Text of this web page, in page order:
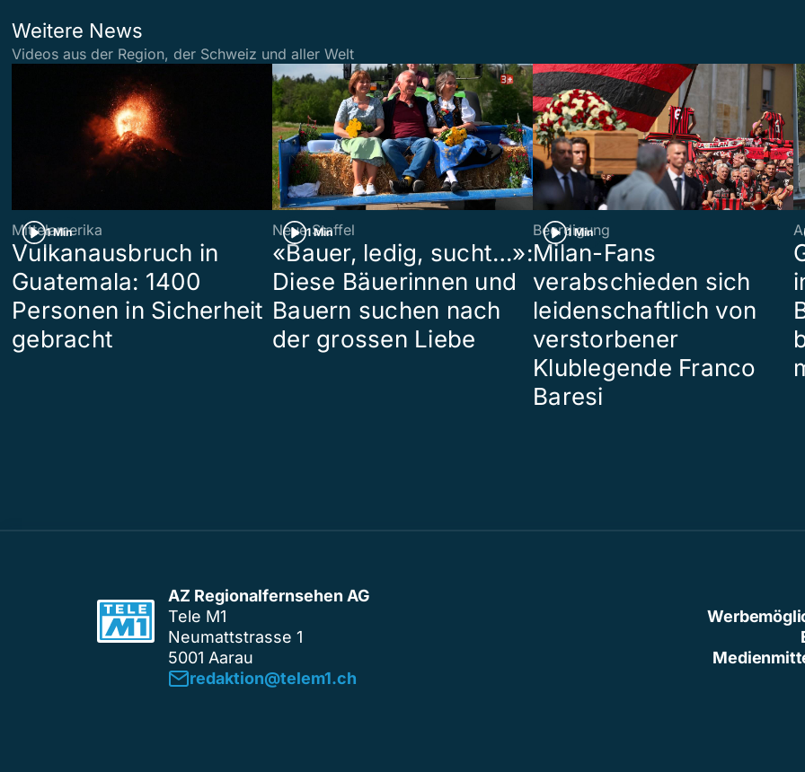
Weitere News
Videos aus der Region, der Schweiz und aller Welt
1 Min
Mittelamerika
Vulkanausbruch in
Guatemala: 1400
Personen in Sicherheit
gebracht
1 Min
Neue Staffel
«Bauer, ledig, sucht…»:
Diese Bäuerinnen und
Bauern suchen nach
der grossen Liebe
1 Min
Beerdigung
Milan-Fans
verabschieden sich
leidenschaftlich von
verstorbener
Klublegende Franco
Baresi
AZ Regionalfernsehen AG
Tele M1
Neumattstrasse 1
5001 Aarau
redaktion@telem1.ch